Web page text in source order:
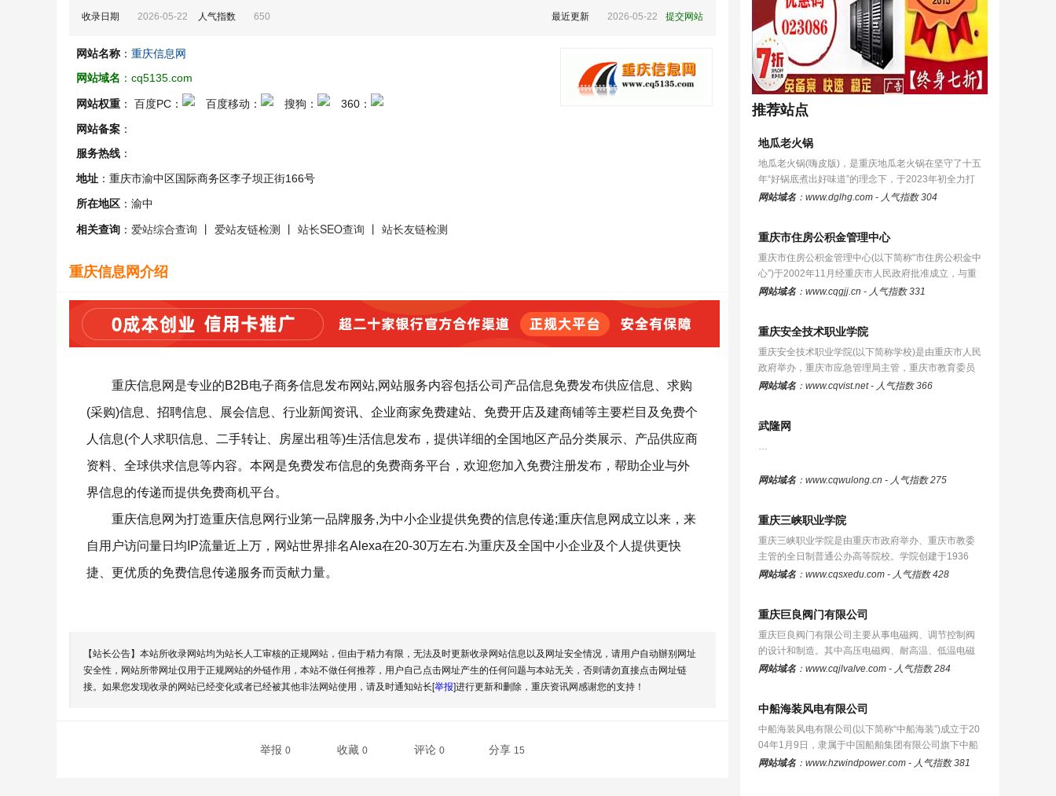
最近更新 2026-05-22 提交网站
收录日期 2026-05-22 人气指数 650
网站名称 ： 重庆信息网
网站域名 ：cq5135.com
网站权重 ： 百度PC： 百度移动： 搜狗：
360：
网站备案 ：
服务热线 ：
地址 ：重庆市渝中区国际商务区李子坝正街166号
所在地区 ：渝中
相关查询 ： 爱站综合查询 爱站友链检测 站长SEO查询 站长友链检测
重庆信息网介绍
重庆信息网是专业的B2B电子商务信息发布网站,网站服务内容包括公司产品信息免费发布供应信息、求购
(采购)信息、招聘信息、展会信息、行业新闻资讯、企业商家免费建站、免费开店及建商铺等主要栏目及免费个
人信息(个人求职信息、二手转让、房屋出租等)生活信息发布，提供详细的全国地区产品分类展示、产品供应商
资料、全球供求信息等内容。本网是免费发布信息的免费商务平台，欢迎您加入免费注册发布，帮助企业与外
界信息的传递而提供免费商机平台。
重庆信息网为打造重庆信息网行业第一品牌服务,为中小企业提供免费的信息传递;重庆信息网成立以来，来
自用户访问量日均IP流量近上万，网站世界排名Alexa在20-30万左右.为重庆及全国中小企业及个人提供更快
捷、更优质的免费信息传递服务而贡献力量。
【站长公告】本站所收录网站均为站长人工审核的正规网站，但由于精力有限，无法及时更新收录网站信息以及网址安全情况，请用户自动辦别网址
安全性，网站所带网址仅用于正规网站的外链作用，本站不做任何推荐，用户自己点击网址产生的任何问题与本站无关，否则请勿直接点击网址链
接。如果您发现收录的网站已经变化或者已经被其他非法网站使用，请及时通知站长[举报]进行更新和删除，重庆资讯网感谢您的支持！
举报 0 收藏 0 评论 0 分享 15
推荐站点
地瓜老火锅
地瓜老火锅(嗨皮版)，是重庆地瓜老火锅在坚守了十五
年“好锅底煮出好味道”的理念下，于2023年初全力打
造的一个更年轻化的品牌，…
网站域名：www.dglhg.com - 人气指数 304
重庆市住房公积金管理中心
重庆市住房公积金管理中心(以下简称“市住房公积金中
心”)于2002年11月经重庆市人民政府批准成立，与重
庆市住房资金管理中心实行…
网站域名：www.cqgjj.cn - 人气指数 331
重庆安全技术职业学院
重庆安全技术职业学院(以下简称学校)是由重庆市人民
政府举办，重庆市应急管理局主管，重庆市教育委员
会业务指导的全日制公办普通…
网站域名：www.cqvist.net - 人气指数 366
武隆网
…
网站域名：www.cqwulong.cn - 人气指数 275
重庆三峡职业学院
重庆三峡职业学院是由重庆市政府举办、重庆市教委
主管的全日制普通公办高等院校。学院创建于1936
年，2003年由重庆市万县农业学校…
网站域名：www.cqsxedu.com - 人气指数 428
重庆巨良阀门有限公司
重庆巨良阀门有限公司主要从事电磁阀、调节控制阀
的设计和制造。其中高压电磁阀、耐高温、低温电磁
阀、防腐电磁阀、加气机电磁阀…
网站域名：www.cqjlvalve.com - 人气指数 284
中船海装风电有限公司
中船海装风电有限公司(以下简称“中船海装”)成立于20
04年1月9日，隶属于中国船舶集团有限公司旗下中船
科技股份有限公司，是国家…
网站域名：www.hzwindpower.com - 人气指数 381